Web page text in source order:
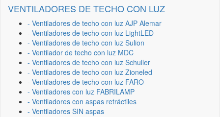
VENTILADORES DE TECHO CON LUZ
- Ventiladores de techo con luz AJP Alemar
- Ventiladores de techo con luz LightLED
- Ventiladores de techo con luz Sulion
- Ventilador de techo con luz MDC
- Ventiladores de techo con luz Schuller
- Ventiladores de techo con luz Zioneled
- Ventiladores de techo con luz FARO
- Ventiladores con luz FABRILAMP
- Ventiladores con aspas retráctiles
- Ventiladores SIN aspas